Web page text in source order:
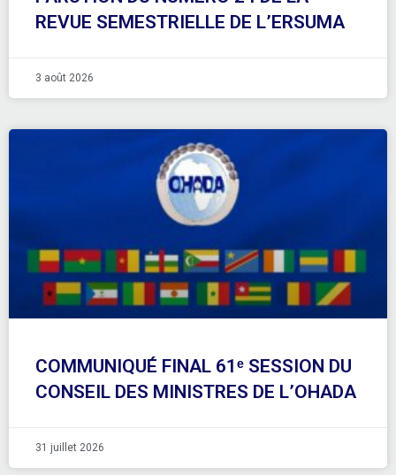
REVUE SEMESTRIELLE DE L’ERSUMA
3 août 2026
COMMUNIQUÉ FINAL 61ᵉ SESSION DU
CONSEIL DES MINISTRES DE L’OHADA
31 juillet 2026